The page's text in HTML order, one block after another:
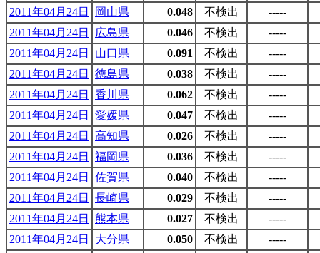
2011年04月24日
岡山県 0.048 不検出
-----
2011年04月24日
広島県 0.046 不検出
-----
2011年04月24日
山口県 0.091 不検出
-----
2011年04月24日
徳島県 0.038 不検出
-----
2011年04月24日
香川県 0.062 不検出
-----
2011年04月24日
愛媛県 0.047 不検出
-----
2011年04月24日
高知県 0.026 不検出
-----
2011年04月24日
福岡県 0.036 不検出
-----
2011年04月24日
佐賀県 0.040 不検出
-----
2011年04月24日
長崎県 0.029 不検出
-----
2011年04月24日
熊本県 0.027 不検出
-----
2011年04月24日
大分県 0.050 不検出
-----